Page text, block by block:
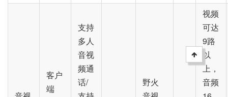
客户
端
支持
多人
音视
频通
话/
野火
视频
可达
9路
以
上，
音频